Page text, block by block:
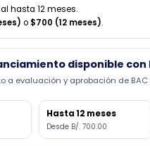
hasta 12 meses.
(6 meses)o$700 (12 meses).
Financiamiento
Sujeto a evaluación y